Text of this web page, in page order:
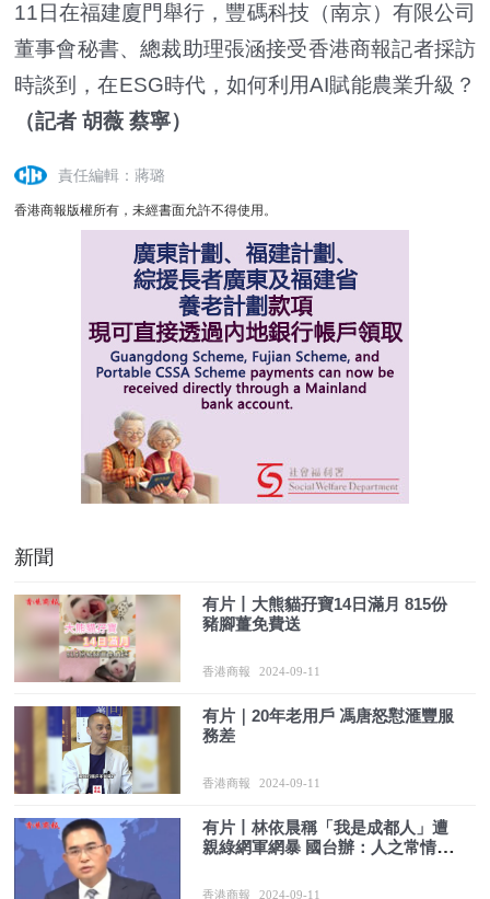
11日在福建廈門舉行，豐碼科技（南京）有限公司
董事會秘書、總裁助理張涵接受香港商報記者採訪
時談到，在ESG時代，如何利用AI賦能農業升級？
（記者 胡薇 蔡寧）
責任編輯：蔣璐
香港商報版權所有，未經書面允許不得使用。
新聞
有片丨大熊貓孖寶14日滿月 815份
豬腳薑免費送
香港商報 2024-09-11
有片｜20年老用戶 馮唐怒懟滙豐服
務差
香港商報 2024-09-11
有片丨林依晨稱「我是成都人」遭
親綠網軍網暴 國台辦：人之常情，
香港商報 2024-09-11